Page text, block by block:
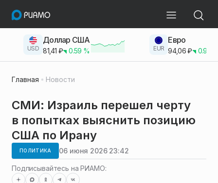
USD
Доллар США
81,41 ₽ 0.59 % EUR
Евро
94,06₽ 0.93
Главная Новости
СМИ: Израиль перешел черту
в попытках выяснить позицию
США по Ирану
ПОЛИТИКА 06 июня 2026 23:42
Подписывайтесь на РИАМО: